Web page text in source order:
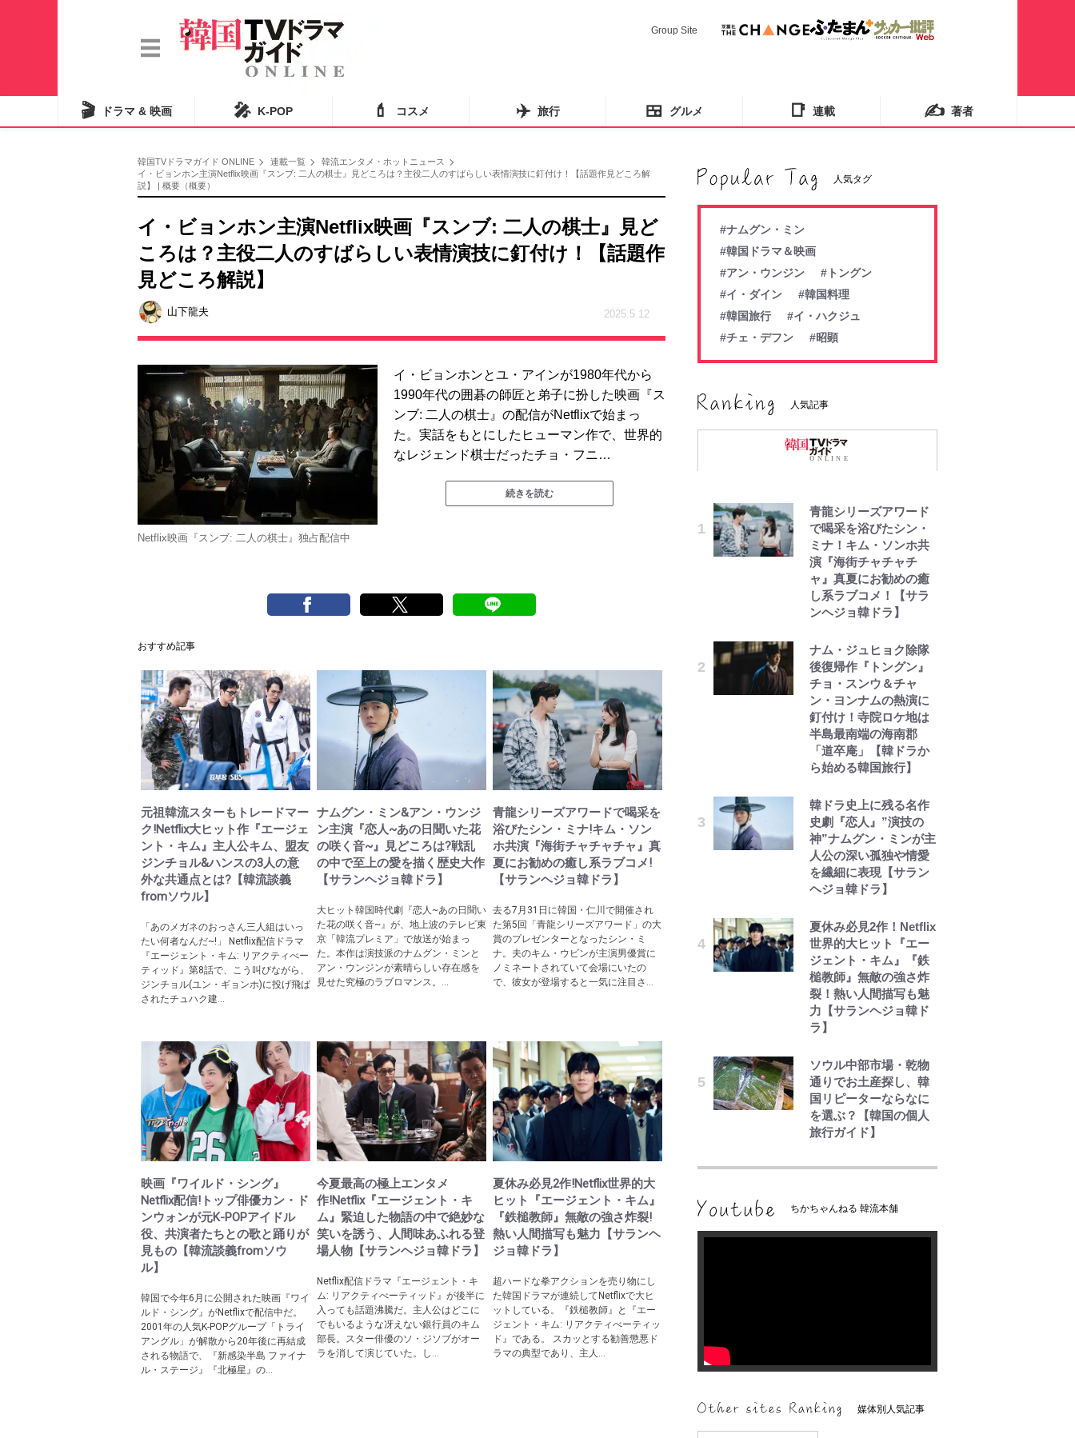
Group Site
🎬 ドラマ & 映画 🎤 K-POP 💄 コスメ ✈️ 旅行 🍱 グルメ 📑 連載 ✍️ 著者
韓国TVドラマガイド ONLINE 連載一覧
韓流エンタメ・ホットニュース
イ・ビョンホン主演Netflix映画『スンブ: 二人の棋士』見どころは？主役二人のすばらしい表情演技に釘付け！【話題作見どころ解
説】 | 概要（概要）
イ・ビョンホン主演Netflix映画『スンブ: 二人の棋士』見ど
ころは？主役二人のすばらしい表情演技に釘付け！【話題作
見どころ解説】
山下龍夫 2025.5.12
Netflix映画『スンブ: 二人の棋士』独占配信中
イ・ビョンホンとユ・アインが1980年代から
1990年代の囲碁の師匠と弟子に扮した映画『ス
ンブ: 二人の棋士』の配信がNetflixで始まっ
た。実話をもとにしたヒューマン作で、世界的
なレジェンド棋士だったチョ・フニ…
続きを読む
おすすめ記事
元祖韓流スターもトレードマー
ク!Netflix大ヒット作『エージェ
ント・キム』主人公キム、盟友
ジンチョル&ハンスの3人の意
外な共通点とは?【韓流談義
fromソウル】
「あのメガネのおっさん三人組はいっ
たい何者なんだ~!」 Netflix配信ドラマ
『エージェント・キム: リアクティべー
ティッド』第8話で、こう叫びながら、
ジンチョル(ユン・ギョンホ)に投げ飛ば
されたチュハク建...
ナムグン・ミン&アン・ウンジ
ン主演『恋人~あの日聞いた花
の咲く音~』見どころは?戦乱
の中で至上の愛を描く歴史大作
【サランヘジョ韓ドラ】
大ヒット韓国時代劇『恋人~あの日聞い
た花の咲く音~』が、地上波のテレビ東
京「韓流プレミア」で放送が始まっ
た。本作は演技派のナムグン・ミンと
アン・ウンジンが素晴らしい存在感を
見せた究極のラブロマンス。...
青龍シリーズアワードで喝采を
浴びたシン・ミナ!キム・ソン
ホ共演『海街チャチャチャ』真
夏にお勧めの癒し系ラブコメ!
【サランヘジョ韓ドラ】
去る7月31日に韓国・仁川で開催され
た第5回「青龍シリーズアワード」の大
賞のプレゼンターとなったシン・ミ
ナ。夫のキム・ウビンが主演男優賞に
ノミネートされていて会場にいたの
で、彼女が登場すると一気に注目さ...
映画『ワイルド・シング』
Netflix配信!トップ俳優カン・ド
ンウォンが元K-POPアイドル
役、共演者たちとの歌と踊りが
見もの【韓流談義fromソウ
ル】
韓国で今年6月に公開された映画『ワイ
ルド・シング』がNetflixで配信中だ。
2001年の人気K-POPグループ「トライ
アングル」が解散から20年後に再結成
される物語で、『新感染半島 ファイナ
ル・ステージ』『北極星』の...
今夏最高の極上エンタメ
作!Netflix『エージェント・キ
ム』緊迫した物語の中で絶妙な
笑いを誘う、人間味あふれる登
場人物【サランヘジョ韓ドラ】
Netflix配信ドラマ『エージェント・キ
ム: リアクティべーティッド』が後半に
入っても話題沸騰だ。主人公はどこに
でもいるような冴えない銀行員のキム
部長。スター俳優のソ・ジソブがオー
ラを消して演じていた。し...
夏休み必見2作!Netflix世界的大
ヒット『エージェント・キム』
『鉄槌教師』無敵の強さ炸裂!
熱い人間描写も魅力【サランヘ
ジョ韓ドラ】
超ハードな拳アクションを売り物にし
た韓国ドラマが連続してNetflixで大ヒ
ットしている。『鉄槌教師』と『エー
ジェント・キム: リアクティべーティッ
ド』である。 スカッとする勧善懲悪ド
ラマの典型であり、主人...
人気タグ
#ナムグン・ミン
#韓国ドラマ＆映画
#アン・ウンジン
#トングン
#イ・ダイン
#韓国料理
#韓国旅行
#イ・ハクジュ
#チェ・デフン
#昭顕
人気記事
青龍シリーズアワード
で喝采を浴びたシン・
ミナ！キム・ソンホ共
演『海街チャチャチ
ャ』真夏にお勧めの癒
し系ラブコメ！【サラ
ンヘジョ韓ドラ】
ナム・ジュヒョク除隊
後復帰作『トングン』
チョ・スンウ＆チャ
ン・ヨンナムの熱演に
釘付け！寺院ロケ地は
半島最南端の海南郡
「道卒庵」【韓ドラか
ら始める韓国旅行】
韓ドラ史上に残る名作
史劇『恋人』”演技の
神”ナムグン・ミンが主
人公の深い孤独や情愛
を繊細に表現【サラン
ヘジョ韓ドラ】
夏休み必見2作！Netflix
世界的大ヒット『エー
ジェント・キム』『鉄
槌教師』無敵の強さ炸
裂！熱い人間描写も魅
力【サランヘジョ韓ド
ラ】
ソウル中部市場・乾物
通りでお土産探し、韓
国リピーターならなに
を選ぶ？【韓国の個人
旅行ガイド】
ちかちゃんねる 韓流本舗
媒体別人気記事